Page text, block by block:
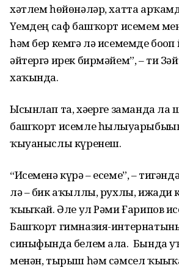
хәтлем һөйөнәләр, хатта
Үҙемдең саф башҡорт исемем
һәм бер кемгә лә исемемде
әйтергә ирек бирмәйем”, – ти
хаҡында.
Ысынлап та, хәҙерге заманда ла
башҡорт исемле
ҡыуаныслы күренеш.
“Исеменә күрә – есеме”, –
лә – бик аҡыллы, рухлы, ижади
ҡыҙыҡай. Әле ул Рәми Ғарипов
Башҡорт гимназия-
синыфында белем ала. Бында
менән, тырыш һәм сәмсел